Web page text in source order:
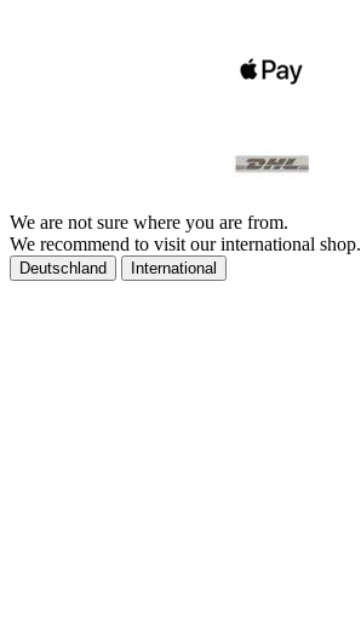
We are not sure where you are from.
We recommend to visit our international shop.
Deutschland International